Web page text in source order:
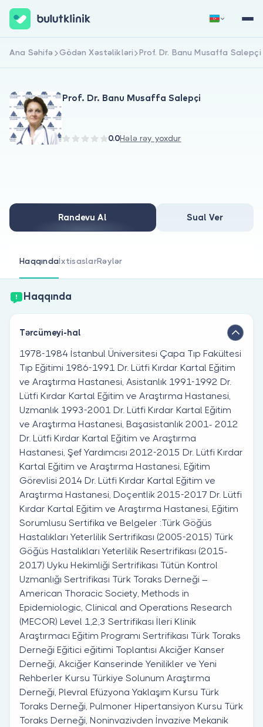
Həkimlər üçün
Həkim siniz?
Qeydiyyat Daxil Ol
Ana Səhifə Gödən Xəstəlikləri Prof. Dr. Banu Musaffa Salepçi
Prof. Dr. Banu Musaffa Salepçi
0.0Hələ rəy yoxdur
Randevu Al Sual Ver
HaqqındaİxtisaslarRəylər
Haqqında
Tərcümeyi-hal
1978-1984 İstanbul Üniversitesi Çapa Tıp Fakültesi
Tıp Eğitimi 1986-1991 Dr. Lütfi Kırdar Kartal Eğitim
ve Araştırma Hastanesi, Asistanlık 1991-1992 Dr.
Lütfi Kırdar Kartal Eğitim ve Araştırma Hastanesi,
Uzmanlık 1993-2001 Dr. Lütfi Kırdar Kartal Eğitim
ve Araştırma Hastanesi, Başasistanlık 2001- 2012
Dr. Lütfi Kırdar Kartal Eğitim ve Araştırma
Hastanesi, Şef Yardımcısı 2012-2015 Dr. Lütfi Kırdar
Kartal Eğitim ve Araştırma Hastanesi, Eğitim
Görevlisi 2014 Dr. Lütfi Kırdar Kartal Eğitim ve
Araştırma Hastanesi, Doçentlik 2015-2017 Dr. Lütfi
Kırdar Kartal Eğitim ve Araştırma Hastanesi, Eğitim
Sorumlusu Sertifika ve Belgeler :Türk Göğüs
Hastalıkları Yeterlilik Sertrifikası (2005-2015) Türk
Göğüs Hastalıkları Yeterlilik Resertrifikası (2015-
2017) Uyku Hekimliği Sertrifikası Tütün Kontrol
Uzmanlığı Sertrifikası Türk Toraks Derneği –
American Thoracic Society, Methods in
Epidemiologic, Clinical and Operations Research
(MECOR) Level 1,2,3 Sertrifikası İleri Klinik
Araştırmacı Eğitim Programı Sertrifikası Türk Toraks
Derneği Eğitici eğitimi Toplantısı Akciğer Kanser
Derneği, Akciğer Kanserinde Yenilikler ve Yeni
Rehberler Kursu Türkiye Solunum Araştırma
Derneği, Plevral Efüzyona Yaklaşım Kursu Türk
Toraks Derneği, Pulmoner Hipertansiyon Kursu Türk
Toraks Derneği, Noninvazivden İnvazive Mekanik